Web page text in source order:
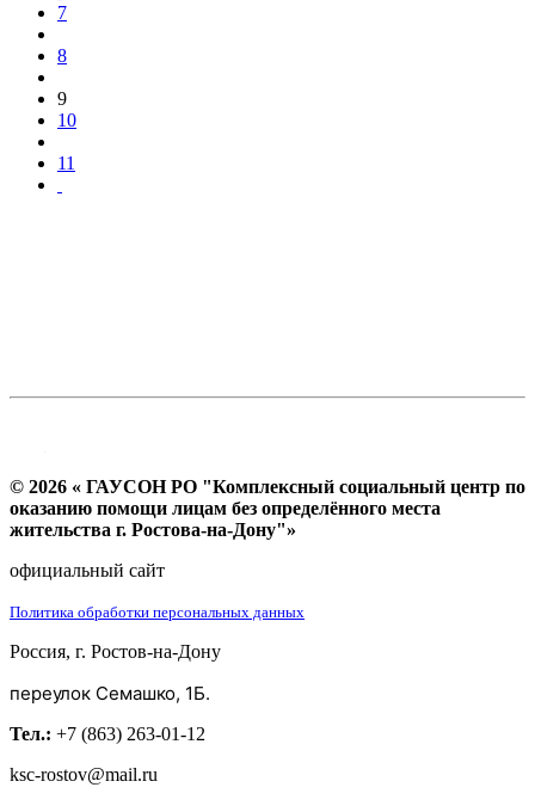
7
8
9
10
11
© 2026 « ГАУСОН РО "Комплексный социальный центр по
оказанию помощи лицам без определённого места
жительства г. Ростова-на-Дону"»
официальный сайт
Политика обработки персональных данных
Россия, г. Ростов-на-Дону
переулок Семашко, 1Б.
Тел.: +7 (863) 263-01-12
ksc-rostov@mail.ru